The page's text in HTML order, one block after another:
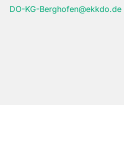
DO-KG-Berghofen@ekkdo.de